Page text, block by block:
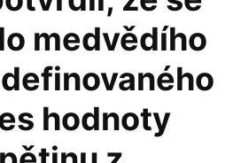
medvědího
hodnoty